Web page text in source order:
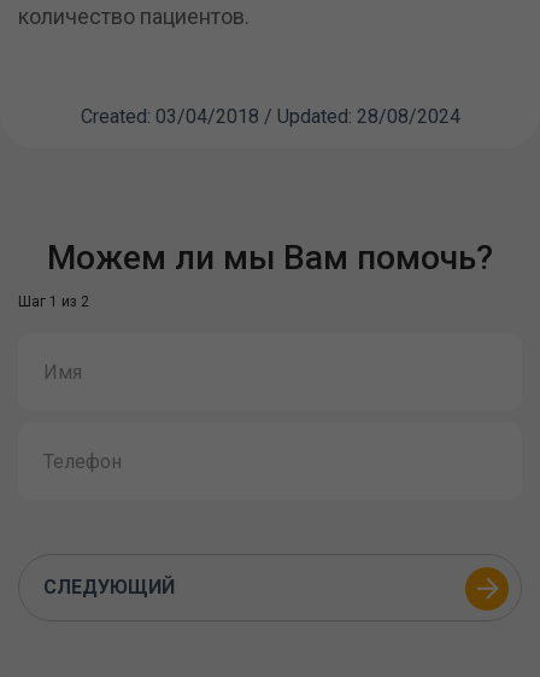
количество пациентов.
Created: 03/04/2018 / Updated: 28/08/2024
Можем ли мы Вам помочь?
Шаг 1 из 2
СЛЕДУЮЩИЙ